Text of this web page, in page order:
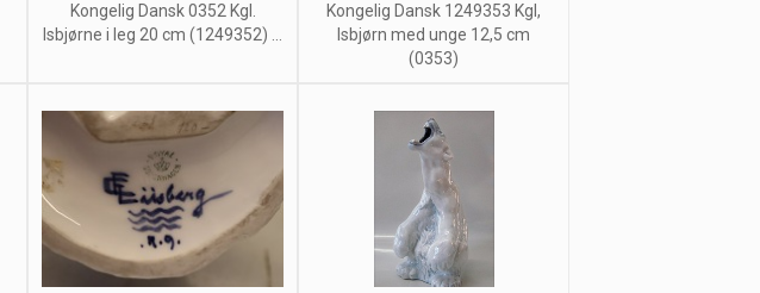
Kongelig Dansk 0352 Kgl.
Isbjørne i leg 20 cm (1249352) ...
Kongelig Dansk 1249353 Kgl,
Isbjørn med unge 12,5 cm
(0353)